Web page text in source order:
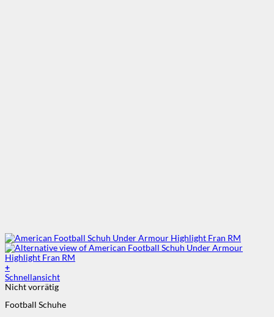
+
Dieses
Produkt
mehrere
Schnellansicht
Nicht vorrätig
Football Schuhe